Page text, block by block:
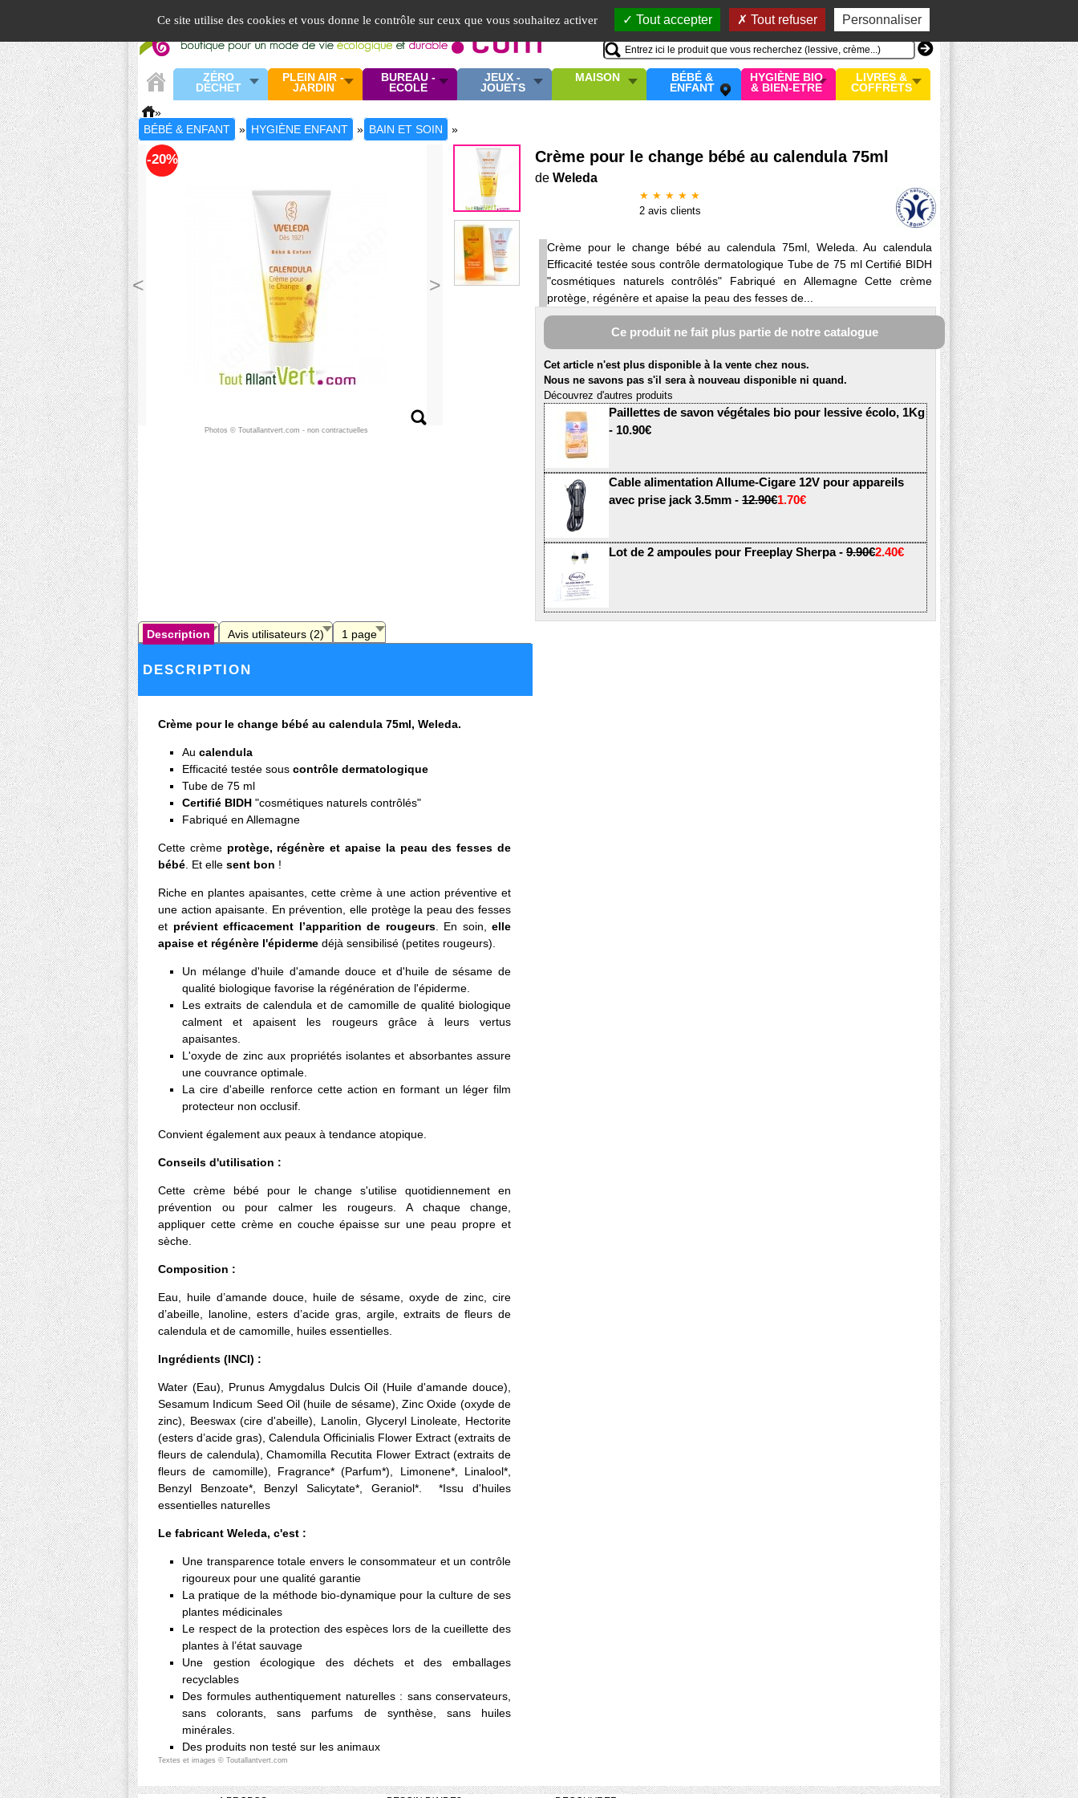
Ce site utilise des cookies et vous donne le contrôle sur ceux que vous souhaitez activer Tout accepter Tout refuser Personnaliser
Mon compte
MON PANIER
0 article
ZÉRO
DÉCHET
PLEIN AIR -
JARDIN
BUREAU -
ECOLE
JEUX -
JOUETS
MAISON
BÉBÉ &
ENFANT
HYGIÈNE BIO
& BIEN-ETRE
LIVRES &
COFFRETS
»
BÉBÉ & ENFANT
» HYGIÈNE ENFANT » BAIN ET SOIN »
-20%
>
<
Photos © Toutallantvert.com - non contractuelles
Crème pour le change bébé au calendula 75ml
de Weleda
★ ★ ★ ★ ★
2 avis clients
Crème pour le change bébé au calendula 75ml, Weleda. Au calendula
Efficacité testée sous contrôle dermatologique Tube de 75 ml Certifié BIDH
"cosmétiques naturels contrôlés" Fabriqué en Allemagne Cette crème
protège, régénère et apaise la peau des fesses de...
Ce produit ne fait plus partie de notre catalogue
Cet article n'est plus disponible à la vente chez nous.
Nous ne savons pas s'il sera à nouveau disponible ni quand.
Découvrez d'autres produits
Paillettes de savon végétales bio pour lessive écolo, 1Kg
- 10.90€
Cable alimentation Allume-Cigare 12V pour appareils
avec prise jack 3.5mm - 12.90€1.70€
Lot de 2 ampoules pour Freeplay Sherpa - 9.90€2.40€
Description Avis utilisateurs (2) 1 page
DESCRIPTION
Crème pour le change bébé au calendula 75ml, Weleda.
Au calendula
Efficacité testée sous contrôle dermatologique
Tube de 75 ml
Certifié BIDH "cosmétiques naturels contrôlés"
Fabriqué en Allemagne
Cette crèmeprotège, régénère et apaise la peau des fesses de
bébé. Et elle sent bon !
Riche en plantes apaisantes, cette crème à une action préventive et
une action apaisante. En prévention, elle protège la peau des fesses
et prévient efficacement l’apparition de rougeurs. En soin, elle
apaise et régénère l'épiderme déjà sensibilisé (petites rougeurs).
Un mélange d'huile d'amande douce et d'huile de sésame de
qualité biologique favorise la régénération de l'épiderme.
Les extraits de calendula et de camomille de qualité biologique
calment et apaisent les rougeurs grâce à leurs vertus
apaisantes.
L'oxyde de zinc aux propriétés isolantes et absorbantes assure
une couvrance optimale.
La cire d'abeille renforce cette action en formant un léger film
protecteur non occlusif.
Convient également aux peaux à tendance atopique.
Conseils d'utilisation :
Cette crème bébé pour le change s'utilise quotidiennement en
prévention ou pour calmer les rougeurs. A chaque change,
appliquer cette crème en couche épaisse sur une peau propre et
sèche.
Composition :
Eau, huile d’amande douce, huile de sésame, oxyde de zinc, cire
d’abeille, lanoline, esters d’acide gras, argile, extraits de fleurs de
calendula et de camomille, huiles essentielles.
Ingrédients (INCI) :
Water (Eau), Prunus Amygdalus Dulcis Oil (Huile d'amande douce),
Sesamum Indicum Seed Oil (huile de sésame), Zinc Oxide (oxyde de
zinc), Beeswax (cire d'abeille), Lanolin, Glyceryl Linoleate, Hectorite
(esters d’acide gras), Calendula Officinialis Flower Extract (extraits de
fleurs de calendula), Chamomilla Recutita Flower Extract (extraits de
fleurs de camomille), Fragrance* (Parfum*), Limonene*, Linalool*,
Benzyl Benzoate*, Benzyl Salicytate*, Geraniol*. *Issu d'huiles
essentielles naturelles
Le fabricant Weleda, c'est :
Une transparence totale envers le consommateur et un contrôle
rigoureux pour une qualité garantie
La pratique de la méthode bio-dynamique pour la culture de ses
plantes médicinales
Le respect de la protection des espèces lors de la cueillette des
plantes à l’état sauvage
Une gestion écologique des déchets et des emballages
recyclables
Des formules authentiquement naturelles : sans conservateurs,
sans colorants, sans parfums de synthèse, sans huiles
minérales.
Des produits non testé sur les animaux
Textes et images © Toutallantvert.com